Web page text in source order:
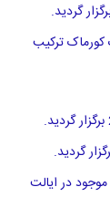
ترکیب
در ایالت